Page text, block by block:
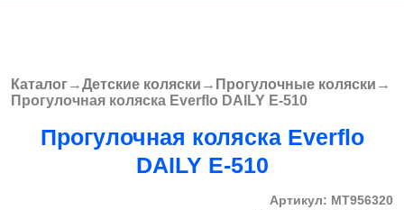
Вы здесь
Каталог→Детские коляски → Прогулочные коляски →
Прогулочная коляска Everflo DAILY E-510
Прогулочная коляска Everflo
DAILY E-510
Артикул: MT956320